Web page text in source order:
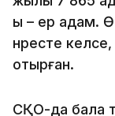
ы – ер адам.
нәресте
отырған.
СҚО-да бала